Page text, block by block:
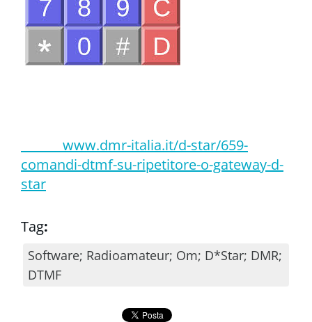
www.dmr-italia.it/d-star/659-
comandi-dtmf-su-ripetitore-o-gateway-d-
star
Tag:
Software; Radioamateur; Om; D*Star; DMR;
DTMF